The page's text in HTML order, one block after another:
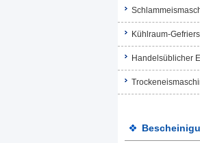
Kühlraum-
Handelsüblicher